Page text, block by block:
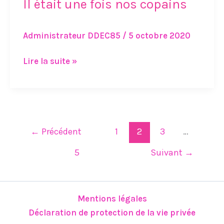
Il était une fois nos copains
Administrateur DDEC85 / 5 octobre 2020
Lire la suite »
← Précédent 1 2 3
…
5
Suivant →
Mentions légales
Déclaration de protection de la vie privée